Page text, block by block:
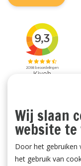
Wij slaan
website
Door het gebruiken
het gebruik van